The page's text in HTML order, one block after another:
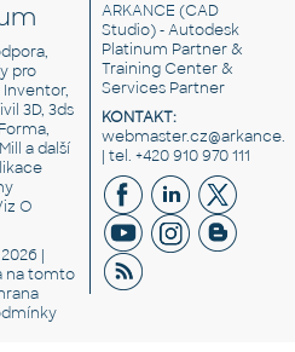
pro
Inventor,
3D, 3ds
a další
O
|
na tomto
ARKANCE (CAD
Studio) - Autodesk
Platinum Partner &
Training Center &
Services Partner
KONTAKT:
| tel. +420 910 970 111